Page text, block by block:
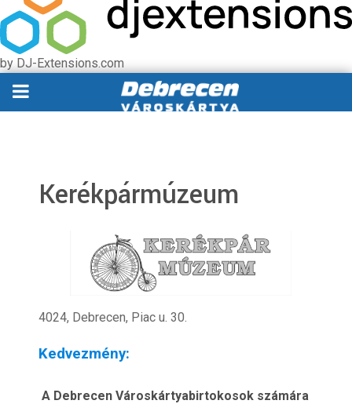
by DJ-Extensions.com
Kerékpármúzeum
4024, Debrecen, Piac u. 30.
Kedvezmény:
A Debrecen Városkártyabirtokosok számára